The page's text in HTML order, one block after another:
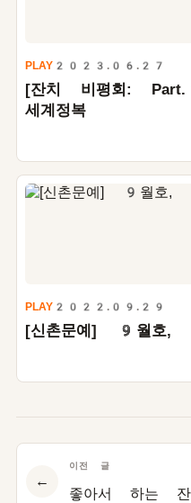
PLAY 2023.06.27
[잔치 비평회: Part.
세계정복
PLAY 2022.09.29
[신촌문예] 9 월호,
←
이전 글
좋아서 하는 잔